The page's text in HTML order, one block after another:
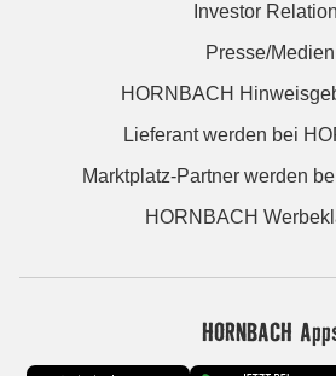
Investor
Presse/Medien
HORNBACH
Lieferant werden bei
Marktplatz-Partner werden
HORNBACH
HORNBACH